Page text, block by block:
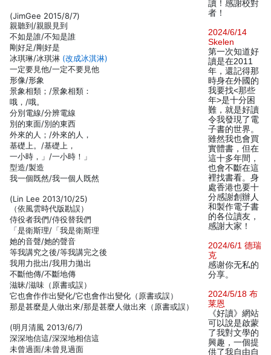
(JimGee 2015/8/7)
親聽到/親眼見到
不如是誰/不知是誰
剛好足/剛好是
冰琪琳/冰琪淋 (改成冰淇淋)
一定要見他/一定不要見他
形像/形象
景象相類；/景象相類：
哦，/哦。
分別電線/分辨電線
別的東面/別的東西
外來的人；/外來的人，
基礎上。/基礎上，
一小時，」/一小時！」
型造/製造
我一個既然/我一個人既然
(Lin Lee 2013/10/25)
（依風雲時代版勘誤）
侍役者我們/侍役替我們
「是衛斯理/「我是衛斯理
她的音聲/她的聲音
等我講究之後/等我講完之後
我用力批出/我用力拋出
不斷他傳/不斷地傳
滋昧/滋味（原書或誤）
它也會作作出變化/它也會作出變化（原書或誤）
那是甚麼是人做出來/那是甚麼人做出來（原書或誤）
(明月清風 2013/6/7)
深深地信這/深深地相信這
未曾過面/未曾見過面
讀！感謝校對
者！
2024/6/14
Skelen
第一次知道好
讀是在2011
年，還記得那
時身在外國的
我要找<那些
年>是十分困
難，就是好讀
令我發現了電
子書的世界。
雖然我也會買
實體書，但在
這十多年間，
也會不斷在這
裡找書看。身
處香港也要十
分感謝創辦人
和製作電子書
的各位讀友，
感謝大家！
2024/6/1 德瑞
克
感谢你无私的
分享。
2024/5/18 布
莱恩
《好讀》網站
可以說是啟蒙
了我對文學的
興趣，一個提
供了我自由自